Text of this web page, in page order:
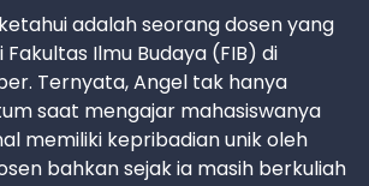
adalah seorang dosen yang
Ilmu Budaya (FIB) di
Ternyata, Angel tak hanya
saat mengajar mahasiswanya
memiliki kepribadian unik oleh
bahkan sejak ia masih berkuliah